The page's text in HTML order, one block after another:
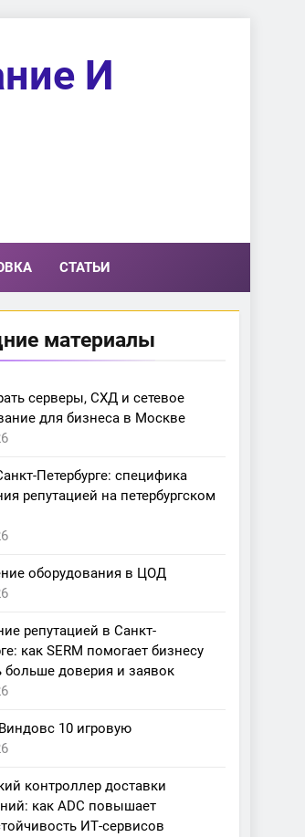
И
СТАТЬИ
материалы
серверы, СХД и сетевое
для бизнеса в Москве
Петербурге: специфика
репутацией на петербургском
оборудования в ЦОД
репутацией в Санкт-
как SERM помогает бизнесу
больше доверия и заявок
10 игровую
контроллер доставки
как ADC повышает
ИТ-сервисов